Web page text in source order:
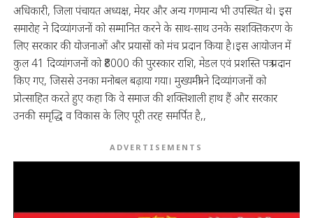
अधिकारी, जिला पंचायत अध्यक्ष, मेयर और अन्य गणमान्य भी उपस्थित थे। इस
समारोह ने दिव्यांगजनों को सम्मानित करने के साथ-साथ उनके सशक्तिकरण के
लिए सरकार की योजनाओं और प्रयासों को मंच प्रदान किया है।इस आयोजन में
कुल 41 दिव्यांगजनों को ₹8000 की पुरस्कार राशि, मेडल एवं प्रशस्ति पत्र प्रदान
किए गए, जिससे उनका मनोबल बढ़ाया गया। मुख्यमंत्री ने दिव्यांगजनों को
प्रोत्साहित करते हुए कहा कि वे समाज की शक्तिशाली हाथ हैं और सरकार
उनकी समृद्धि व विकास के लिए पूरी तरह समर्पित है,,
ADVERTISEMENTS